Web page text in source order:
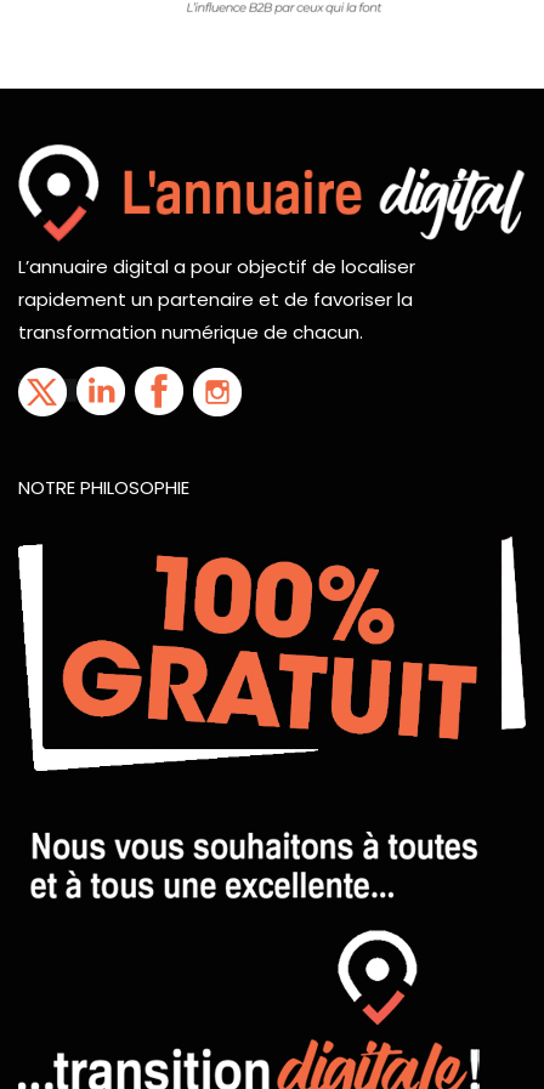
L’annuaire digital a pour objectif de localiser
rapidement un partenaire et de favoriser la
transformation numérique de chacun.
NOTRE PHILOSOPHIE